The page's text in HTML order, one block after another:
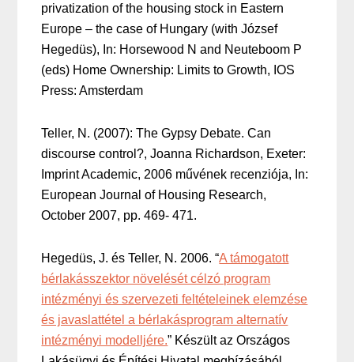
privatization of the housing stock in Eastern
Europe – the case of Hungary (with József
Hegedüs), In: Horsewood N and Neuteboom P
(eds) Home Ownership: Limits to Growth, IOS
Press: Amsterdam
Teller, N. (2007): The Gypsy Debate. Can
discourse control?, Joanna Richardson, Exeter:
Imprint Academic, 2006 művének recenziója, In:
European Journal of Housing Research,
October 2007, pp. 469- 471.
Hegedüs, J. és Teller, N. 2006. “A támogatott
bérlakásszektor növelését célzó program
intézményi és szervezeti feltételeinek elemzése
és javaslattétel a bérlakásprogram alternatív
intézményi modelljére.” Készült az Országos